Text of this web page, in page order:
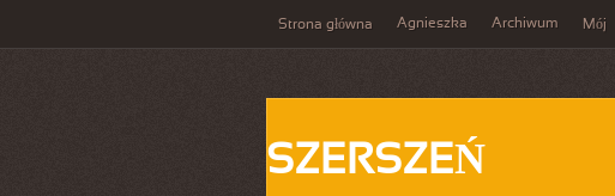
Strona główna Agnieszka Archiwum Mój
SZERSZEŃ